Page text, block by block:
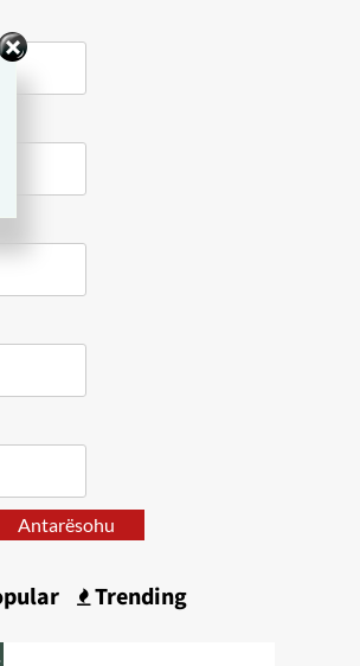
Antarësohu
Trending